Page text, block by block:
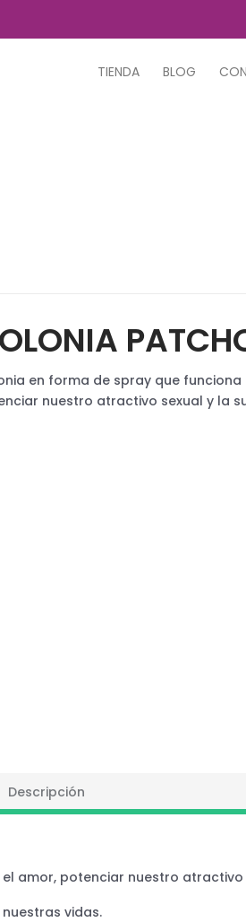
TIENDA BLOG
en forma de spray que
nuestro atractivo sexual y
Descripción
amor, potenciar nuestro atractivo
vidas.